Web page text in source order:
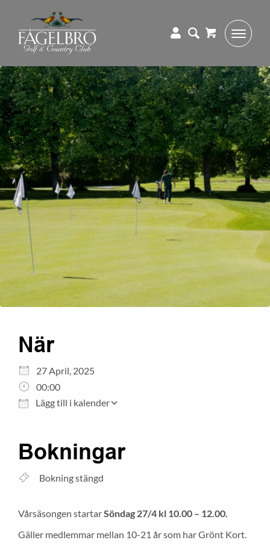
När
27 April, 2025
00:00
Lägg till i kalender
Ladda ner ICS
iCalendar
Office 365
Bokningar
Bokning stängd
Vårsäsongen startarSöndag 27/4 kl 10.00 – 12.00.
Gäller medlemmar mellan 10-21 år som har Grönt Kort.